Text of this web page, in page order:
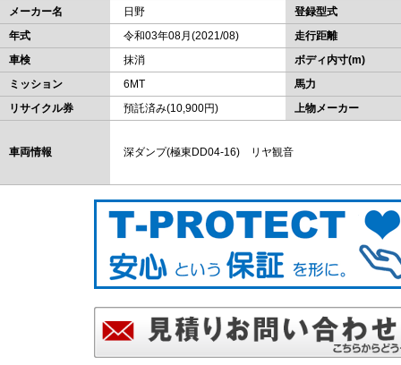
メーカー名 日野
登録型式
年式
令和03年08月(2021/08)
走行距離
車検
抹消
ボディ内寸(m)
ミッション
6MT
馬力
リサイクル券
預託済み(10,900円) 上物メーカー
車両情報 深ダンプ(極東DD04-16) リヤ観音